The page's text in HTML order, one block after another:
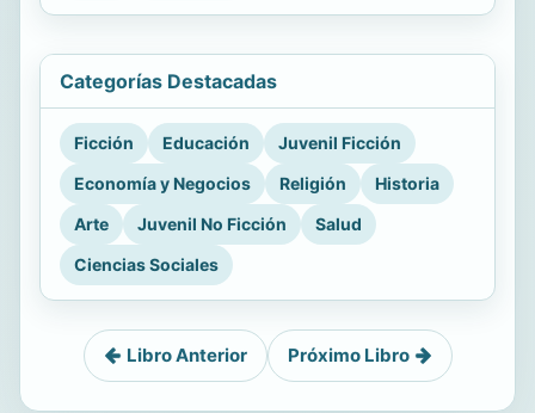
Categorías Destacadas
Ficción Educación
Juvenil Ficción
Economía y Negocios
Religión
Historia
Arte
Juvenil No Ficción
Salud
Ciencias Sociales
Libro Anterior Próximo Libro